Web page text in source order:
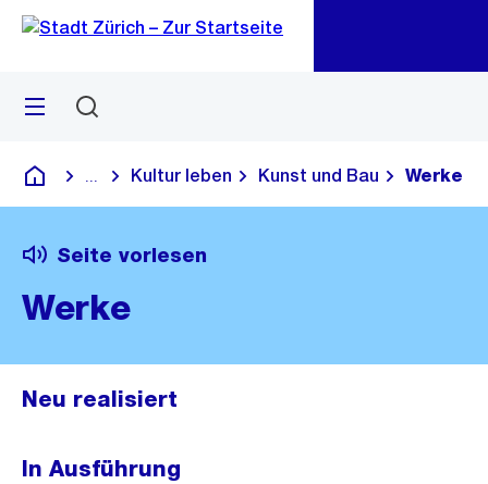
Navigation
Sprunglink
Menü
Deutsch
Blende alle Breadcrumbs ein
Kultur leben Kunst und Bau Werke
Seite vorlesen
Werke
Neu realisiert
In Ausführung